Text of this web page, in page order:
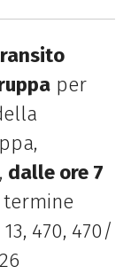
per
dalle ore 7
470, 470/